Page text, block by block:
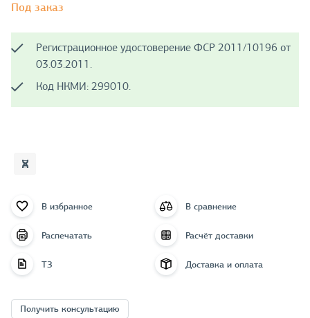
Под заказ
Регистрационное удостоверение ФСР 2011/10196 от
03.03.2011.
Код НКМИ: 299010.
В избранное В сравнение
Распечатать Расчёт доставки
ТЗ Доставка и оплата
Получить консультацию